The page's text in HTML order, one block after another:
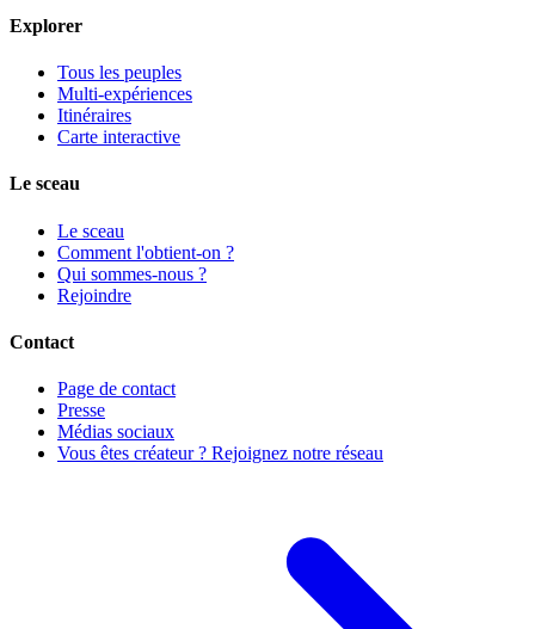
Explorer
Tous les peuples
Multi-expériences
Itinéraires
Carte interactive
Le sceau
Le sceau
Comment l'obtient-on ?
Qui sommes-nous ?
Rejoindre
Contact
Page de contact
Presse
Médias sociaux
Vous êtes créateur ? Rejoignez notre réseau